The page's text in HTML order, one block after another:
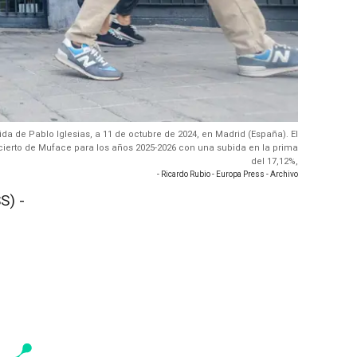
de Pablo Iglesias, a 11 de octubre de 2024, en Madrid (España). El
de Muface para los años 2025-2026 con una subida en la prima
del 17,12%,
- Ricardo Rubio - Europa Press - Archivo
-